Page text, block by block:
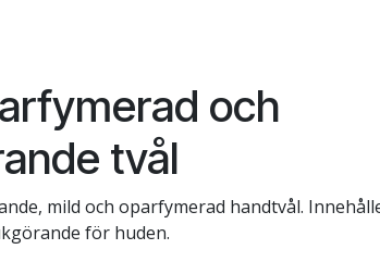
och
tvål
mild och oparfymerad handtvål.
för huden.